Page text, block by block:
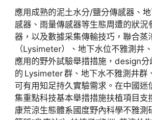
應用成熟的泥土水分/鹽分傳感器、
感器、雨量傳感器等生態周遭的狀況
器，以及數據采集傳輸技巧，聯合蒸
（Lysimeter）、地下水位不雅測井
應用的野外試驗舉措措施，design分
的 Lysimeter 群、地下水不雅測井群
可有用知足持久實驗需求。在中國迷
集重點科技基本舉措措施扶植項目支
康荒涼生態體系國度野內科學不雅測